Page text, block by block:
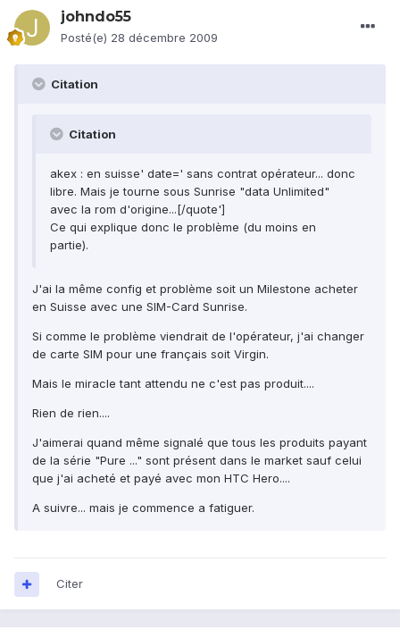
johndo55
Posté(e) 28 décembre 2009
Citation
Citation
akex : en suisse' date=' sans contrat opérateur... donc
libre. Mais je tourne sous Sunrise "data Unlimited"
avec la rom d'origine...[/quote']
Ce qui explique donc le problème (du moins en
partie).
J'ai la même config et problème soit un Milestone acheter
en Suisse avec une SIM-Card Sunrise.
Si comme le problème viendrait de l'opérateur, j'ai changer
de carte SIM pour une français soit Virgin.
Mais le miracle tant attendu ne c'est pas produit....
Rien de rien....
J'aimerai quand même signalé que tous les produits payant
de la série "Pure ..." sont présent dans le market sauf celui
que j'ai acheté et payé avec mon HTC Hero....
A suivre... mais je commence a fatiguer.
Citer